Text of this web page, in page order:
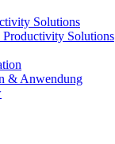
Solutions
Solutions
& Anwendung